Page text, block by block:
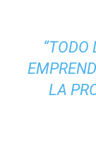
“TODO
LA